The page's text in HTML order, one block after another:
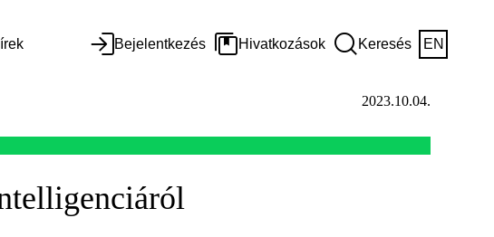
Bejelentkezés Hivatkozások Keresés EN
2023.10.04.